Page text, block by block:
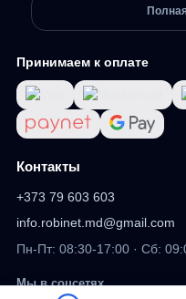
Принимаем к оплате
Контакты
+373 79 603 603
info.robinet.md@gmail.com
Пн-Пт: 08:30-17:00 · Сб:
Мы в соцсетях